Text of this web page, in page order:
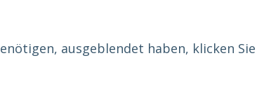
ausgeblendet haben, klicken Sie